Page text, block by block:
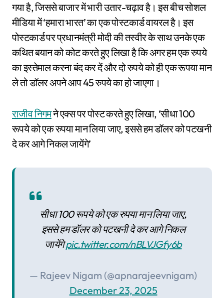
गया है, जिससे बाजार में भारी उतार-चढ़ाव है। इस बीच सोशल
मीडिया में ‘हमारा भारत’ का एक पोस्टकार्ड वायरल है। इस
पोस्टकार्ड पर प्रधानमंत्री मोदी की तस्वीर के साथ उनके एक
कथित बयान को कोट करते हुए लिखा है कि अगर हम एक रुपये
का इस्तेमाल करना बंद कर दें और दो रुपये को ही एक रूपया मान
ले तो डॉलर अपने आप 45 रुपये का हो जाएगा।
राजीव निगमने एक्स पर पोस्ट करते हुए लिखा, ‘सीधा 100
रूपये को एक रुपया मान लिया जाए, इससे हम डॉलर को पटखनी
दे कर आगे निकल जायेंगे’
सीधा 100 रूपये को एक रुपया मान लिया जाए,
इससे हम डॉलर को पटखनी दे कर आगे निकल
जायेंगेpic.twitter.com/nBLVJGfy6b
— Rajeev Nigam (@apnarajeevnigam)
December 23, 2025